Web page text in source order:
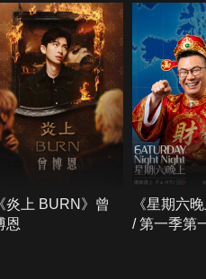
《炎上 BURN》曾
恩
《星期六
/ 第一季第